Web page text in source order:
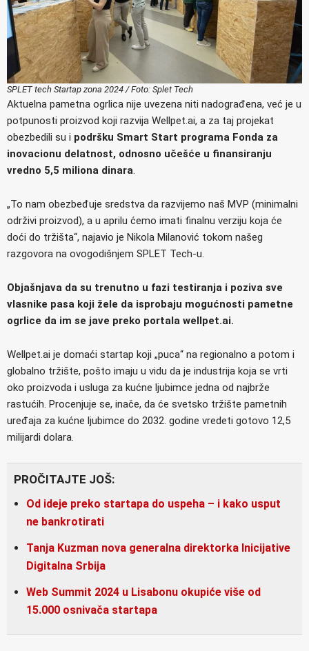
SPLET tech Startap zona 2024 / Foto: Splet Tech
Aktuelna pametna ogrlica nije uvezena niti nadograđena, već je u
potpunosti proizvod koji razvija Wellpet.ai, a za taj projekat
obezbedili su i podršku Smart Start programa Fonda za
inovacionu delatnost, odnosno učešće u finansiranju
vredno 5,5 miliona dinara
„To nam obezbeđuje sredstva da razvijemo naš MVP (minimalni
održivi proizvod), a u aprilu ćemo imati finalnu verziju koja će
doći do tržišta“, najavio je Nikola Milanović tokom našeg
razgovora na ovogodišnjem SPLET Tech-u.
Objašnjava da su trenutno u fazi testiranja i poziva sve
vlasnike pasa koji žele da isprobaju mogućnosti pametne
ogrlice da im se jave preko portala wellpet.ai.
Wellpet.ai je domaći startap koji „puca“ na regionalno a potom i
globalno tržište, pošto imaju u vidu da je industrija koja se vrti
oko proizvoda i usluga za kućne ljubimce jedna od najbrže
rastućih. Procenjuje se, inače, da će svetsko tržište pametnih
uređaja za kućne ljubimce do 2032. godine vredeti gotovo 12,5
milijardi dolara.
PROČITAJTE JOŠ:
Od ideje preko startapa do uspeha – i kako usput
ne bankrotirati
Tanja Kuzman nova generalna direktorka Inicijative
Digitalna Srbija
Web Summit 2024 u Lisabonu okupiće više od
15.000 osnivača startapa